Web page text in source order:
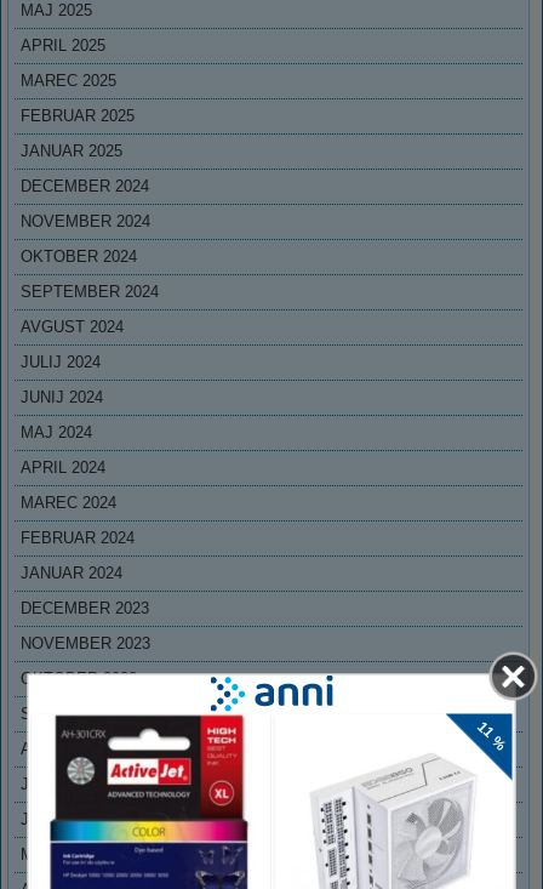
MAJ 2025
APRIL 2025
MAREC 2025
FEBRUAR 2025
JANUAR 2025
DECEMBER 2024
NOVEMBER 2024
OKTOBER 2024
SEPTEMBER 2024
AVGUST 2024
JULIJ 2024
JUNIJ 2024
MAJ 2024
APRIL 2024
MAREC 2024
FEBRUAR 2024
JANUAR 2024
DECEMBER 2023
NOVEMBER 2023
OKTOBER 2023
SEPTEMBER 2023
AVGUST 2023
JULIJ 2023
JUNIJ 2023
MAJ 2023